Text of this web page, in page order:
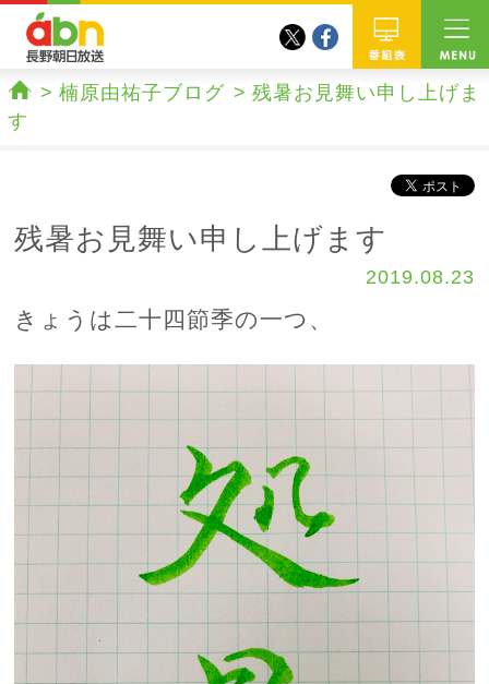
番組
twitterfacebook
楠原由祐子ブログ
残暑お見舞い申し上げま
す
残暑お見舞い申し上げます
2019.08.23
きょうは二十四節季の一つ、